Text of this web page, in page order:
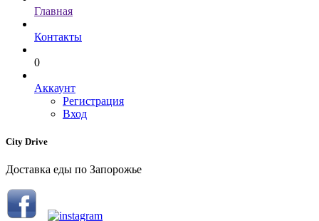
Главная
Контакты
0
Аккаунт
Регистрация
Вход
City Drive
Доставка еды по Запорожье